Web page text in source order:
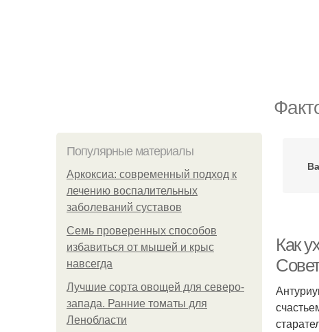
Популярные материалы
Аркоксиа: современный подход к
лечению воспалительных
заболеваний суставов
Семь проверенных способов
избавиться от мышей и крыс
навсегда
Лучшие сорта овощей для северо-
запада. Ранние томаты для
Ленобласти
Как